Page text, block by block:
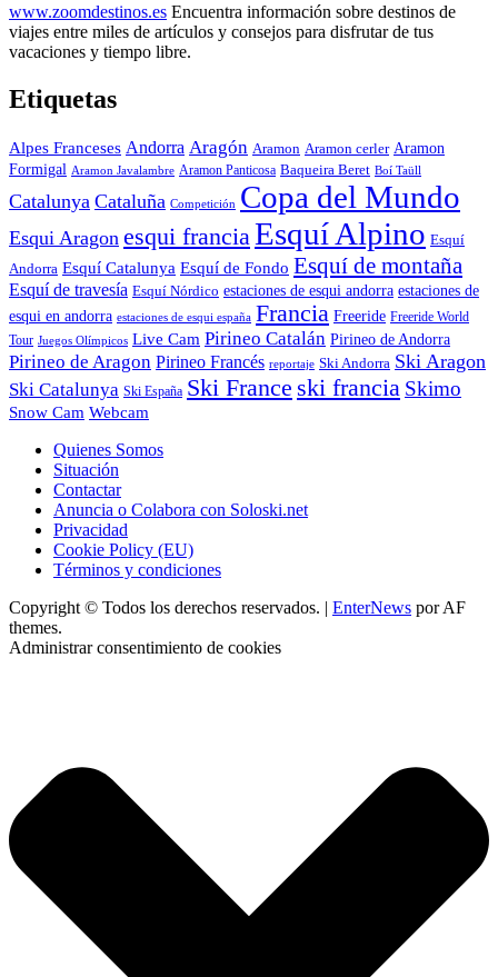
www.zoomdestinos.es Encuentra información sobre destinos de
viajes entre miles de artículos y consejos para disfrutar de tus
vacaciones y tiempo libre.
Etiquetas
Alpes Franceses Andorra Aragón Aramon Aramon cerler Aramon
Formigal Aramon Javalambre Aramon Panticosa Baqueira Beret Boí Taüll
Catalunya Cataluña Competición Copa del Mundo
Esqui Aragon esqui francia Esquí Alpino Esquí
Andorra Esquí Catalunya Esquí de Fondo Esquí de montaña
Esquí de travesía Esquí Nórdico estaciones de esqui andorra estaciones de
esqui en andorra estaciones de esqui españa Francia Freeride Freeride World
Tour Juegos Olímpicos Live Cam Pirineo Catalán Pirineo de Andorra
Pirineo de Aragon Pirineo Francés reportaje Ski Andorra Ski Aragon
Ski Catalunya Ski España Ski France ski francia Skimo
Snow Cam Webcam
Quienes Somos
Situación
Contactar
Anuncia o Colabora con Soloski.net
Privacidad
Cookie Policy (EU)
Términos y condiciones
Copyright © Todos los derechos reservados. | EnterNews por AF
themes.
Administrar consentimiento de cookies